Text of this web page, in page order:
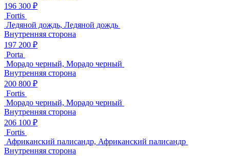
196 300 ₽
Fortis
Ледяной дождь, Ледяной дождь
Внутренняя сторона
197 200 ₽
Porta
Морадо черный, Морадо черный
Внутренняя сторона
200 800 ₽
Fortis
Морадо черный, Морадо черный
Внутренняя сторона
206 100 ₽
Fortis
Африканский палисандр, Африканский палисандр
Внутренняя сторона